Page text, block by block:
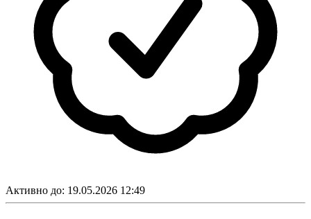
Активно до: 19.05.2026 12:49